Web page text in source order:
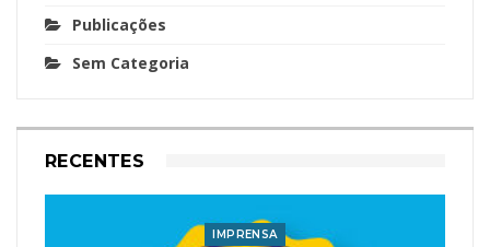
Publicações
Sem Categoria
RECENTES
IMPRENSA